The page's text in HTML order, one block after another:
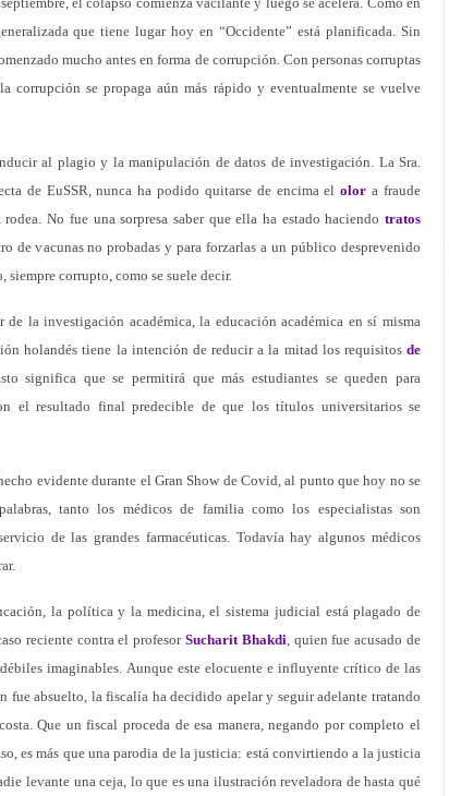
que tiene lugar hoy en “Occidente” está planificada. Sin
mucho antes en forma de corrupción. Con personas corruptas
corrupción se propaga aún más rápido y eventualmente se vuelve
al plagio y la manipulación de datos de investigación. La Sra.
de EuSSR, nunca ha podido quitarse de encima elolor a fraude
No fue una sorpresa saber que ella ha estado haciendo tratos
de vacunas no probadas y para forzarlas a un público desprevenido
corrupto, como se suele decir.
la investigación académica, la educación académica en sí misma
holandés tiene la intención de reducir a la mitad los requisitos de
significa que se permitirá que más estudiantes se queden para
el resultado final predecible de que los títulos universitarios se
evidente durante el Gran Show de Covid, al punto que hoy no se
tanto los médicos de familia como los especialistas son
de las grandes farmacéuticas. Todavía hay algunos médicos
la política y la medicina, el sistema judicial está plagado de
reciente contra el profesorSucharit Bhakdi, quien fue acusado de
imaginables. Aunque este elocuente e influyente crítico de las
fue absuelto, la fiscalía ha decidido apelar y seguir adelante tratando
Que un fiscal proceda de esa manera, negando por completo el
es más que una parodia de la justicia: está convirtiendo a la justicia
levante una ceja, lo que es una ilustración reveladora de hasta qué